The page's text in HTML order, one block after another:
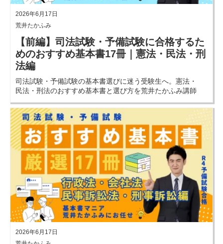
2026年6月17日
荒井たかふみ
【前編】司法試験・予備試験に合格するた
めのおすすめ基本書17冊｜憲法・民法・刑
法編
司法試験・予備試験の基本書選びに迷う受験生へ。憲法・
民法・刑法のおすすめ基本書と選び方を荒井たかふみ講師
2026年6月17日